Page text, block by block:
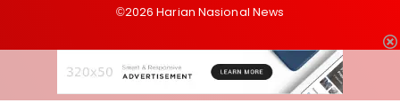
©2026 Harian Nasional News